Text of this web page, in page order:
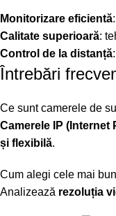
Monitorizare eficientă
Calitate superioară:
Control de la distanță
Întrebări
Ce sunt camerele de
Camerele IP (Internet
și flexibilă.
Cum alegi cele mai
Analizează rezoluția